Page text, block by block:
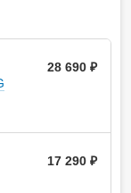
28 690 ₽
17 290 ₽